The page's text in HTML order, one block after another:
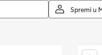
Spremi u